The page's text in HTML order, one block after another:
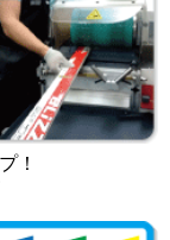
！